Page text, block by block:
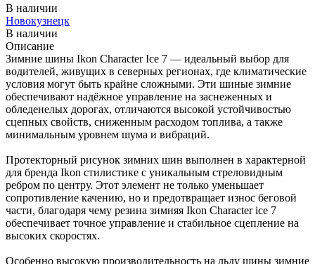
В наличии
Новокузнецк
В наличии
Описание
Зимние шины Ikon Character Ice 7 — идеальный выбор для
водителей, живущих в северных регионах, где климатические
условия могут быть крайне сложными. Эти шиные зимние
обеспечивают надёжное управление на заснеженных и
обледенелых дорогах, отличаются высокой устойчивостью
сцепных свойств, сниженным расходом топлива, а также
минимальным уровнем шума и вибраций.
Протекторный рисунок зимних шин выполнен в характерной
для бренда Ikon стилистике с уникальным стреловидным
ребром по центру. Этот элемент не только уменьшает
сопротивление качению, но и предотвращает износ беговой
части, благодаря чему резина зимняя Ikon Character ice 7
обеспечивает точное управление и стабильное сцепление на
высоких скоростях.
Особенно высокую производительность на льду шины зимние